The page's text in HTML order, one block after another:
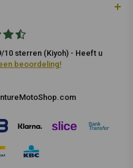
10 sterren (Kiyoh) - Heeft u
beoordeling!